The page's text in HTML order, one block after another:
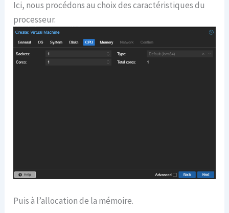
Ici, nous procédons au choix des caractéristiques du
processeur.
Puis à l’allocation de la mémoire.